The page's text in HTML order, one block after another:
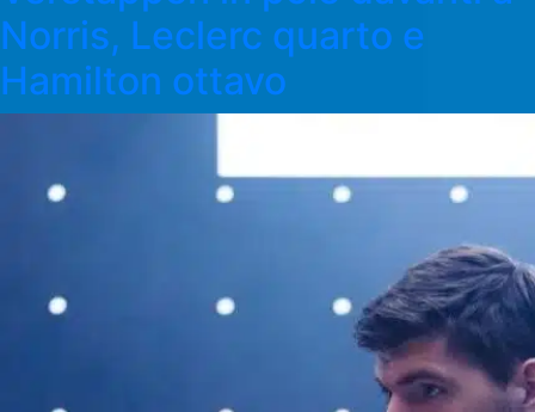
Norris, Leclerc quarto e
Hamilton ottavo